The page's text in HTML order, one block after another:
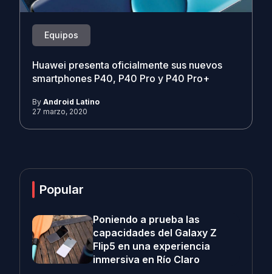
Equipos
Huawei presenta oficialmente sus nuevos
smartphones P40, P40 Pro y P40 Pro+
By Android Latino
27 marzo, 2020
Popular
Poniendo a prueba las
capacidades del Galaxy Z
Flip5 en una experiencia
inmersiva en Río Claro